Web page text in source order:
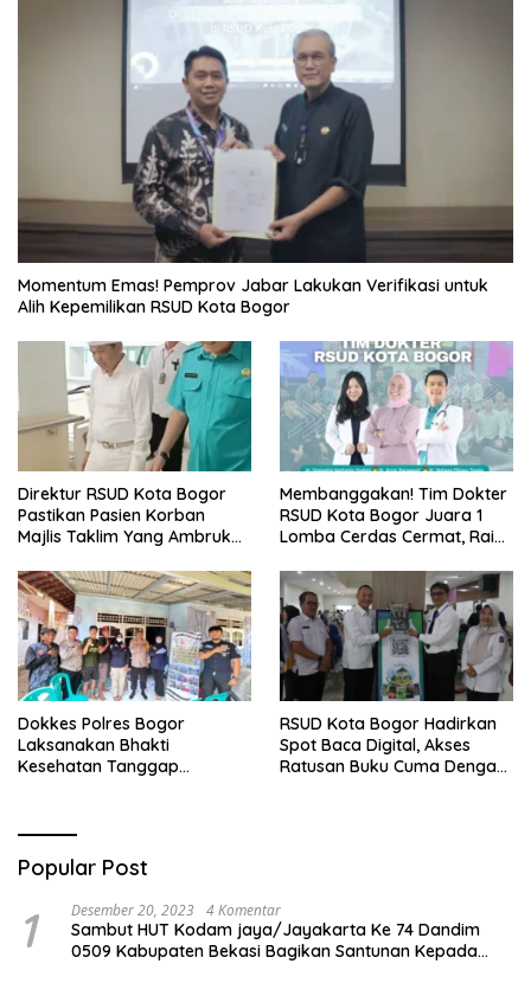
Momentum Emas! Pemprov Jabar Lakukan Verifikasi untuk
Alih Kepemilikan RSUD Kota Bogor
Direktur RSUD Kota Bogor
Pastikan Pasien Korban
Majlis Taklim Yang Ambruk
Perawatan Maksimal
Membanggakan! Tim Dokter
RSUD Kota Bogor Juara 1
Lomba Cerdas Cermat, Raih
Se-Bogor
Dokkes Polres Bogor
Laksanakan Bhakti
Kesehatan Tanggap
RSUD Kota Bogor Hadirkan
Spot Baca Digital, Akses
Ratusan Buku Cuma Dengan
Popular Post
1 Desember 20, 2023 4 Komentar
Sambut HUT Kodam jaya/Jayakarta Ke 74 Dandim
0509 Kabupaten Bekasi Bagikan Santunan Kepada